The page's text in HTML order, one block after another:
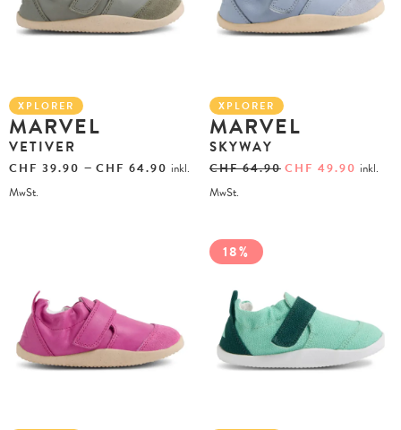
XPLORER
MARVEL
VETIVER
CHF 39.90 – CHF 64.90 inkl.
MwSt.
XPLORER
MARVEL
SKYWAY
CHF64.90 CHF 49.90 inkl.
MwSt.
18%